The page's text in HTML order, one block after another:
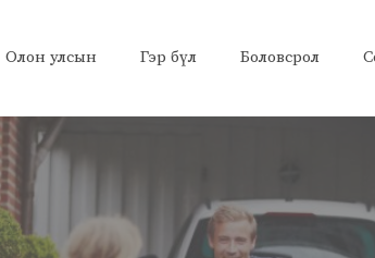
Олон улсын Гэр бүл Боловсрол